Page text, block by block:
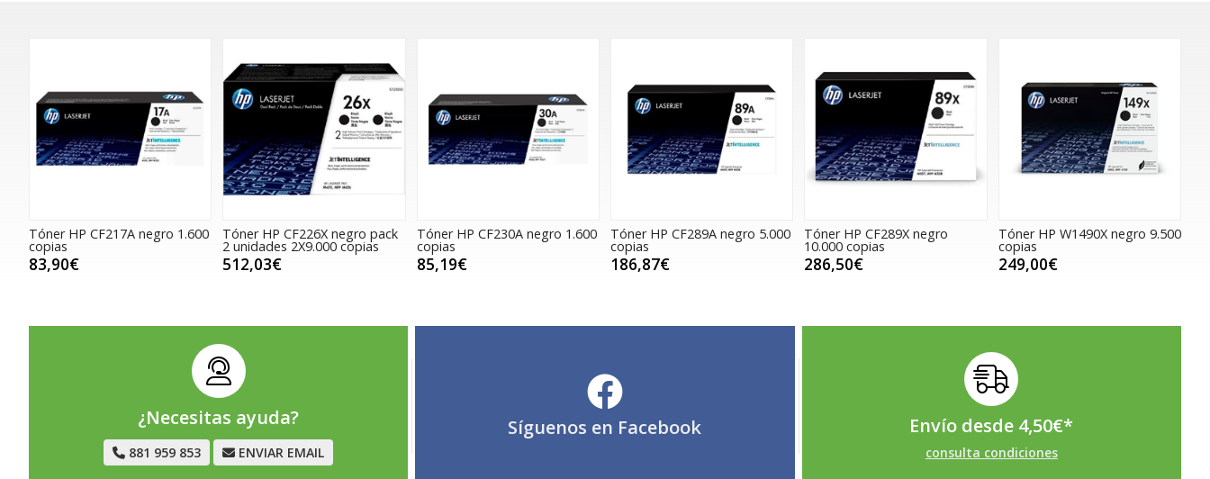
Tóner HP CF217A negro 1.600
copias
83,90€
Tóner HP CF226X negro pack
2 unidades 2X9.000 copias
512,03€
Tóner HP CF230A negro 1.600
copias
85,19€
Tóner HP CF289A negro 5.000
copias
186,87€
Tóner HP CF289X negro
10.000 copias
286,50€
Tóner HP W1490X negro 9.500
copias
249,00€
¿Necesitas ayuda?
881 959 853 ENVIAR EMAIL
Síguenos en Facebook Envío desde 4,50€*
consulta condiciones